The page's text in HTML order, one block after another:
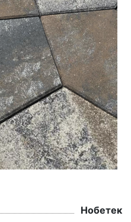
Нобетек